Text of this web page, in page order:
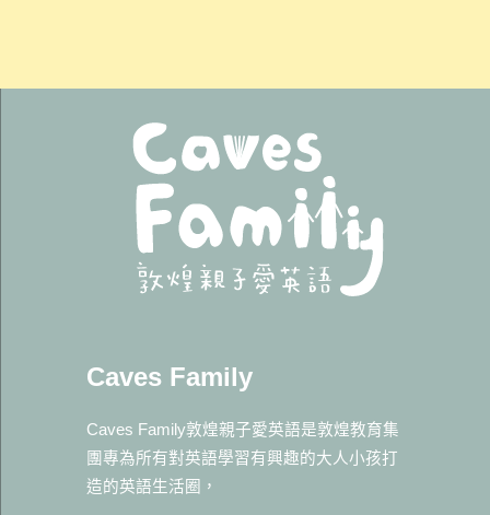
Caves Family
Caves Family敦煌親子愛英語是敦煌教育集
團專為所有對英語學習有興趣的大人小孩打
造的英語生活圈，